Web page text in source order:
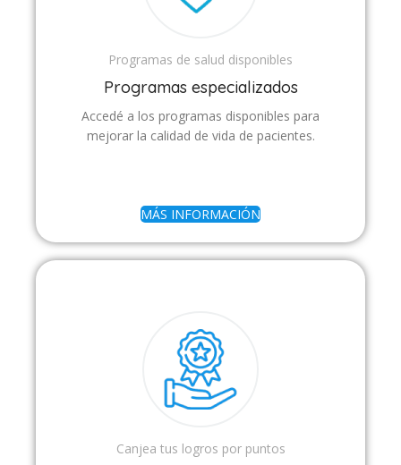
Programas de salud disponibles
Programas especializados
Accedé a los programas disponibles para
mejorar la calidad de vida de pacientes.
MÁS INFORMACIÓN
Canjea tus logros por puntos